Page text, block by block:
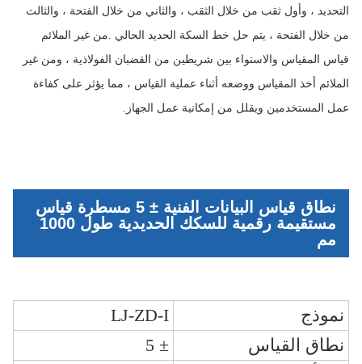
التحديد ، وأول ثقب من خلال الثقب ، والثاني من خلال الفتحة ، والثالث
من خلال الفتحة ، يتم حل خط السكة الحديد الحالي .من غير الملائم
قياس المقياس والاستواء بين شريطين من القضبان الفولاذية ، ومن غير
الملائم أخذ المقياس ووضعه أثناء عملية القياس ، مما يؤثر على كفاءة
عمل المستخدمين ويقلل من إمكانية عمل الجهاز.
نطاق قياس البيانات الفنية ± 5 مسطرة قياس
مستقيمة رقمية للسكك الحديدية طول 1000
مم
نموذج
LJ-ZD-I
نطاق القياس
± 5